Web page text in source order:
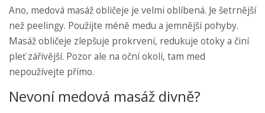
Ano, medová masáž obličeje je velmi oblíbená. Je šetrnější
než peelingy. Použijte méně medu a jemnější pohyby.
Masáž obličeje zlepšuje prokrvení, redukuje otoky a činí
pleť zářivější. Pozor ale na oční okolí, tam med
nepoužívejte přímo.
Nevoní medová masáž divně?